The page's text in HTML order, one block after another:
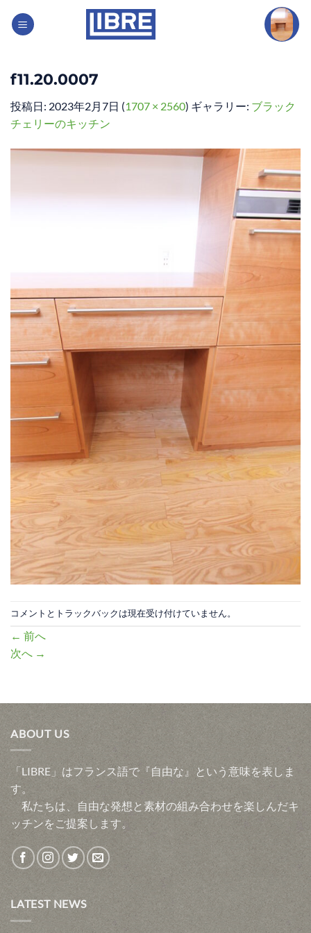
f11.20.0007
投稿日: 2023年2月7日 (1707 × 2560) ギャラリー: ブラック
チェリーのキッチン
コメントとトラックバックは現在受け付けていません。
← 前へ
次へ →
ABOUT US
「LIBRE」はフランス語で『自由な』という意味を表しま
す。
私たちは、自由な発想と素材の組み合わせを楽しんだキ
ッチンをご提案します。
LATEST NEWS